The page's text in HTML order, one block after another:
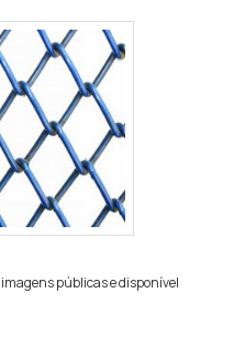
públicas e disponível